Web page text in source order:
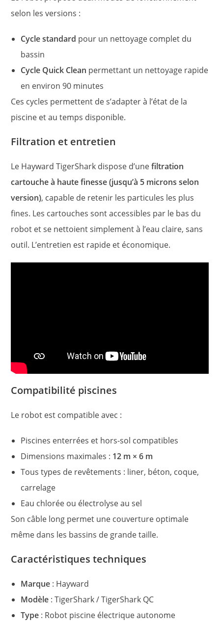
selon les versions :
Cycle standard pour un nettoyage complet du
bassin
Cycle Quick Clean permettant un nettoyage rapide
en environ 90 minutes
Ces cycles permettent de s’adapter à l’état de la
piscine et au temps disponible.
Filtration et entretien
Le Hayward TigerShark dispose d’unefiltration
cartouche à haute finesse (jusqu’à 5 microns selon
version), capable de retenir les particules les plus
fines. Les cartouches sont accessibles par le bas du
robot et se nettoient simplement à l’eau claire, sans
outil. L’entretien est rapide et économique.
Compatibilité piscines
Le robot est compatible avec :
Piscines enterrées et hors-sol compatibles
Dimensions maximales : 12 m × 6 m
Tous types de revêtements : liner, béton, coque,
carrelage
Eau chlorée ou électrolyse au sel
Son câble long permet une couverture optimale
même dans les bassins de grande taille.
Caractéristiques techniques
Marque : Hayward
Modèle : TigerShark / TigerShark QC
Type : Robot piscine électrique autonome